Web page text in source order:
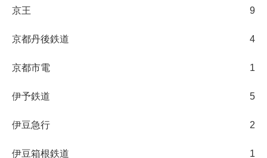
京王 9
京都丹後鉄道 4
京都市電 1
伊予鉄道 5
伊豆急行 2
伊豆箱根鉄道 1